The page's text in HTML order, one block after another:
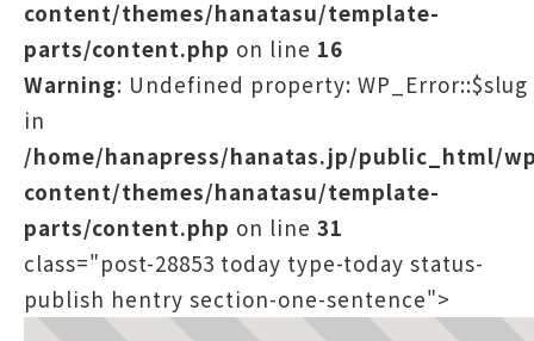
content/themes/hanatasu/template-
parts/content.php on line 16
Warning: Undefined property: WP_Error::$slug
in
/home/hanapress/hanatas.jp/public_html/
content/themes/hanatasu/template-
parts/content.php on line 31
class="post-28853 today type-today status-
publish hentry section-one-sentence">